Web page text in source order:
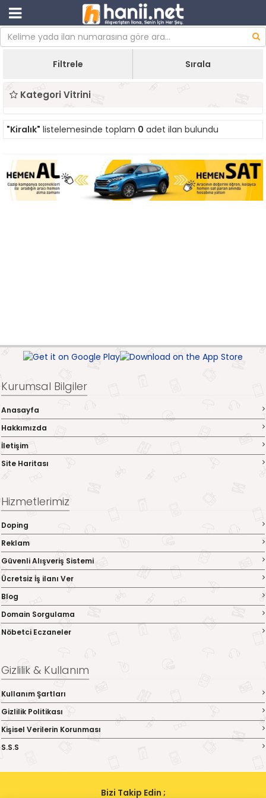
Filtrele Sırala
Kategori Vitrini
"Kiralık" listelemesinde toplam 0 adet ilan bulundu
Kurumsal Bilgiler
Anasayfa
Hakkımızda
İletişim
Site Haritası
Hizmetlerimiz
Doping
Reklam
Güvenli Alışveriş Sistemi
Ücretsiz İş ilanı Ver
Blog
Domain Sorgulama
Nöbetci Eczaneler
Gizlilik & Kullanım
Kullanım Şartları
Gizlilik Politikası
Kişisel Verilerin Korunması
S.S.S
Bizi Takip Edin ;